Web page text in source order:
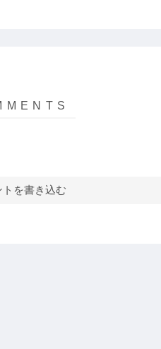
を書き込む